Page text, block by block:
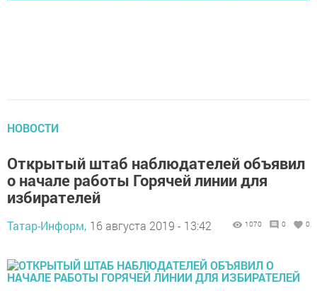
НОВОСТИ
Открытый штаб наблюдателей объявил
о начале работы Горячей линии для
избирателей
Татар-Информ, 16 августа 2019 - 13:42 1070 0 0